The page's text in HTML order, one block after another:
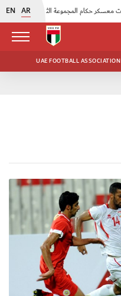
EN AR
UAE FOOTBALL ASSOCIATION